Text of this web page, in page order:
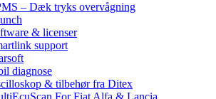
– Dæk tryks overvågning
& licenser
support
diagnose
& tilbehør fra Ditex
For Fiat Alfa & Lancia